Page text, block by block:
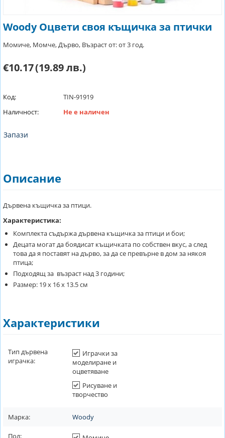
Woody Оцвети своя къщичка за птички
Момиче, Момче, Дърво, Възраст от: от 3 год.
€10.17(19.89 лв.)
Код:
TIN-91919
Наличност:
Не е наличен
Запази
Описание
Дървена къщичка за птици.
Характеристика:
Комплекта съдържа дървена къщичка за птици и бои;
Децата могат да боядисат къщичката по собствен вкус, а след
това да я поставят на дърво, за да се превърне в дом за някоя
птица;
Подходящ за възраст над 3 години;
Размер: 19 х 16 х 13.5 см
Характеристики
Тип дървена
играчка:
Играчки за
моделиране и
оцветяване
Рисуване и
творчество
Марка: Woody
Пол: